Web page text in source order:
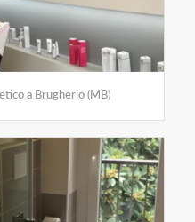
a Brugherio (MB)